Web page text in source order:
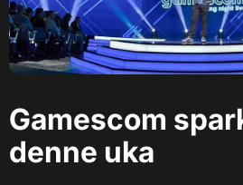
Gamescom
denne uka